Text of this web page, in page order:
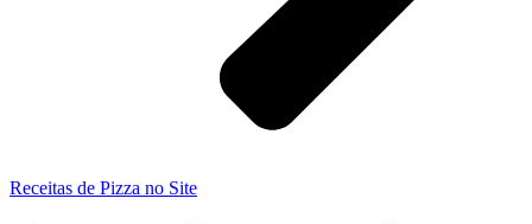
Receitas de Pizza no Site